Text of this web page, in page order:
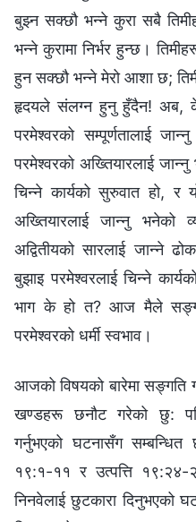
बुझ्‍न सक्छौ भन्‍ने कुरा सबै
भन्‍ने कुरामा निर्भर हुन्छ।
हुन सक्छौ भन्‍ने मेरो आशा छ;
हृदयले संलग्‍न हुनु हुँदैन! अब, के
परमेश्‍वरको सम्पूर्णतालाई
परमेश्‍वरको अख्तियारलाई
चिन्‍ने कार्यको सुरुवात हो, र
अख्तियारलाई जान्‍नु भनेको
अद्वितीयको सारलाई जान्‍ने
बुझाइ परमेश्‍वरलाई चिन्‍ने
भाग के हो त? आज मैले
परमेश्‍वरको धर्मी स्वभाव।
आजको विषयको बारेमा सङ्गति
खण्डहरू छनौट गरेको छु:
गर्नुभएको घटनासँग
१९:१-११ र उत्‍पत्ति १९:२४-
निनवेलाई छुटकारा दिनुभएको